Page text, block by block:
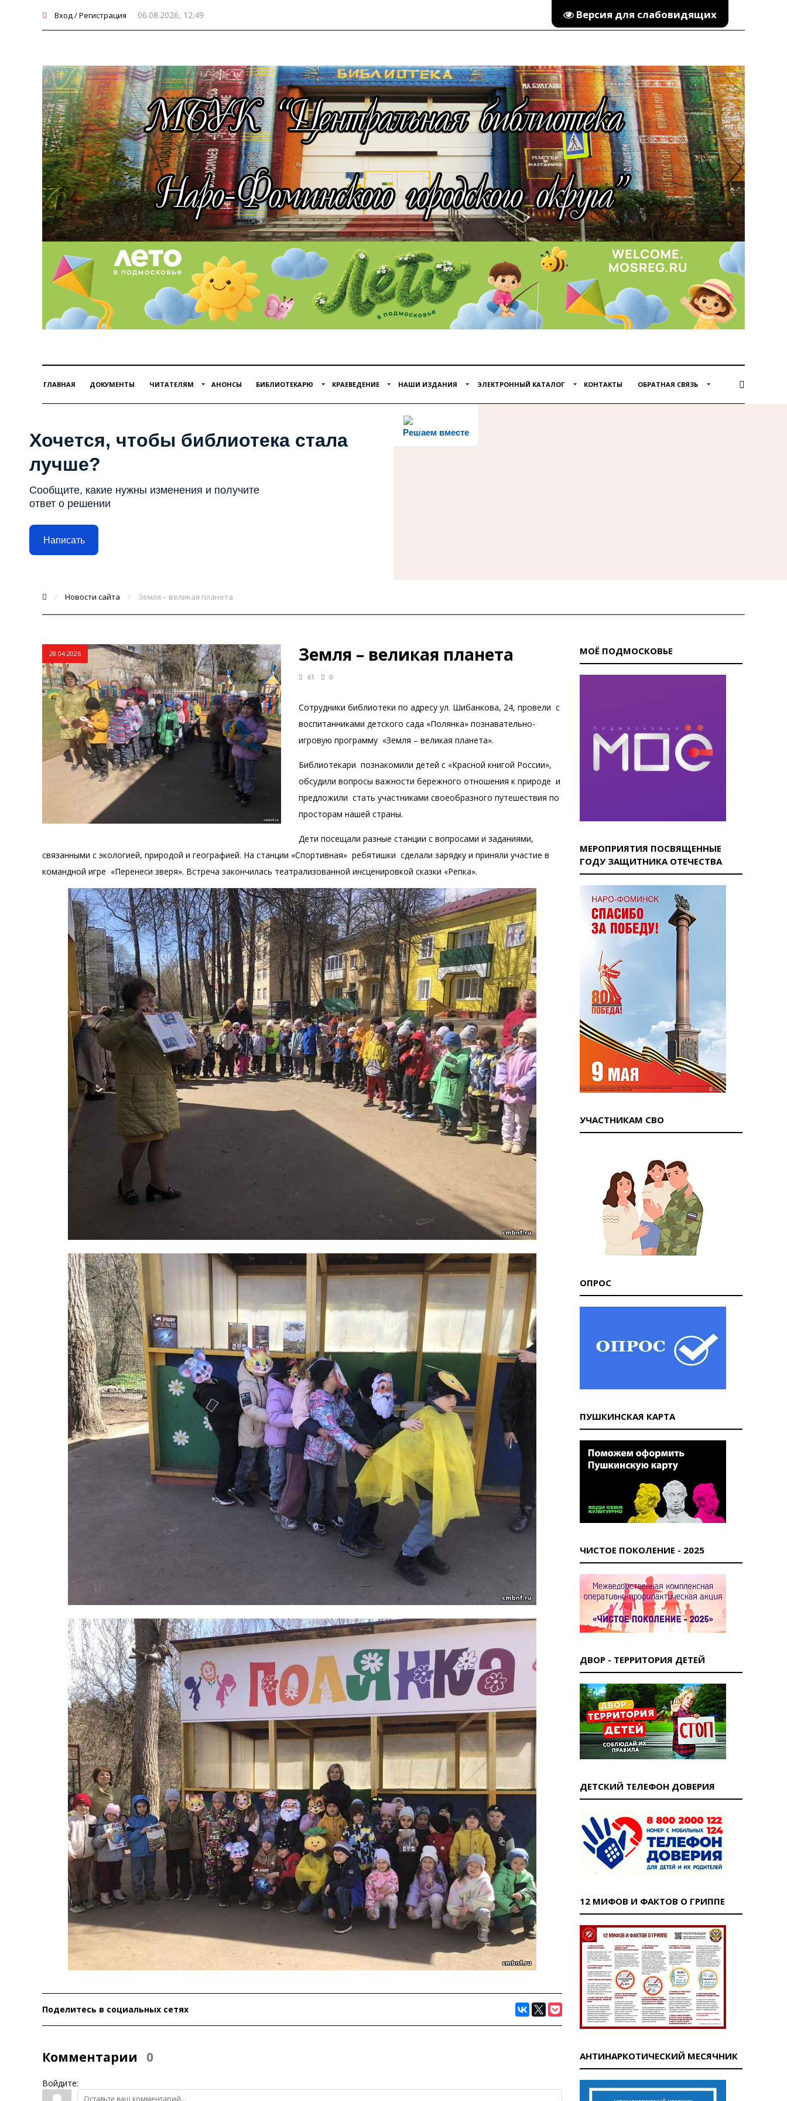
Версия для слабовидящих
Вход / Регистрация 06.08.2026, 12:49
ГЛАВНАЯ ДОКУМЕНТЫ ЧИТАТЕЛЯМ АНОНСЫ БИБЛИОТЕКАРЮ КРАЕВЕДЕНИЕ НАШИ ИЗДАНИЯ ЭЛЕКТРОННЫЙ КАТАЛОГ КОНТАКТЫ ОБРАТНАЯ СВЯЗЬ
Решаем вместе
Хочется, чтобы библиотека стала
лучше?
Сообщите, какие нужны изменения и получите
ответ о решении
Написать
/ Новости сайта / Земля – великая планета
28.04.2026 Земля – великая планета
61 0
Сотрудники библиотеки по адресу ул. Шибанкова, 24, провели с
воспитанниками детского сада «Полянка» познавательно-
игровую программу «Земля – великая планета».
Библиотекари познакомили детей с «Красной книгой России»,
обсудили вопросы важности бережного отношения к природе и
предложили стать участниками своеобразного путешествия по
просторам нашей страны.
Дети посещали разные станции с вопросами и заданиями,
связанными с экологией, природой и географией. На станции «Спортивная» ребятишки сделали зарядку и приняли участие в
командной игре «Перенеси зверя». Встреча закончилась театрализованной инсценировкой сказки «Репка».
Поделитесь в социальных сетях
Комментарии 0
Войдите:
МОЁ ПОДМОСКОВЬЕ
МЕРОПРИЯТИЯ ПОСВЯЩЕННЫЕ
ГОДУ ЗАЩИТНИКА ОТЕЧЕСТВА
УЧАСТНИКАМ СВО
ОПРОС
ПУШКИНСКАЯ КАРТА
ЧИСТОЕ ПОКОЛЕНИЕ - 2025
ДВОР - ТЕРРИТОРИЯ ДЕТЕЙ
ДЕТСКИЙ ТЕЛЕФОН ДОВЕРИЯ
12 МИФОВ И ФАКТОВ О ГРИППЕ
АНТИНАРКОТИЧЕСКИЙ МЕСЯЧНИК